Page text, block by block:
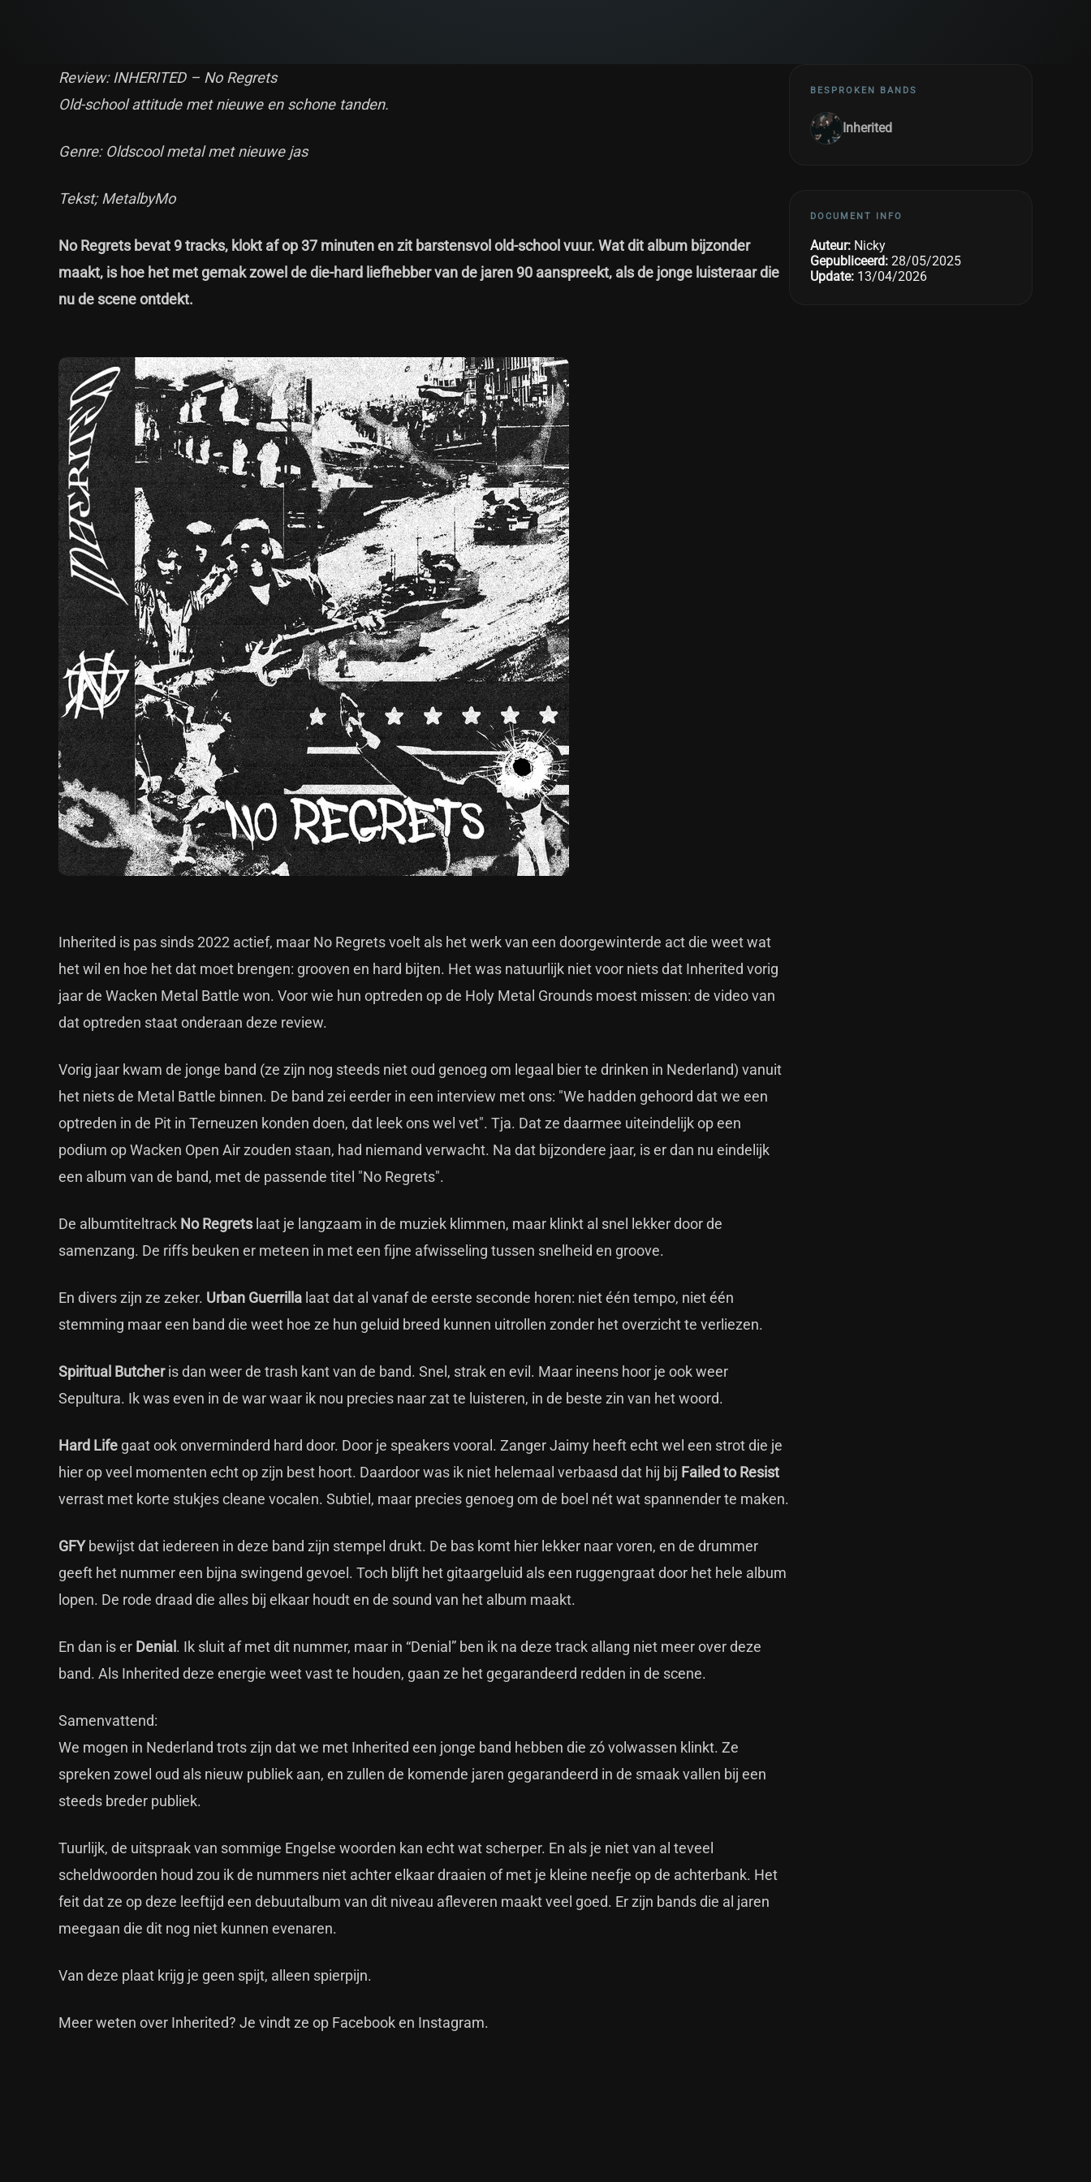
Review: INHERITED – No Regrets
Old-school attitude met nieuwe en schone tanden.
Genre: Oldscool metal met nieuwe jas
Tekst; MetalbyMo
No Regrets bevat 9 tracks, klokt af op 37 minuten en zit barstensvol old-school vuur. Wat dit album bijzonder
maakt, is hoe het met gemak zowel de die-hard liefhebber van de jaren 90 aanspreekt, als de jonge luisteraar die
nu de scene ontdekt.
Inherited is pas sinds 2022 actief, maar No Regrets voelt als het werk van een doorgewinterde act die weet wat
het wil en hoe het dat moet brengen: grooven en hard bijten. Het was natuurlijk niet voor niets dat Inherited vorig
jaar de Wacken Metal Battle won. Voor wie hun optreden op de Holy Metal Grounds moest missen: de video van
dat optreden staat onderaan deze review.
Vorig jaar kwam de jonge band (ze zijn nog steeds niet oud genoeg om legaal bier te drinken in Nederland) vanuit
het niets de Metal Battle binnen. De band zei eerder in een interview met ons: "We hadden gehoord dat we een
optreden in de Pit in Terneuzen konden doen, dat leek ons wel vet". Tja. Dat ze daarmee uiteindelijk op een
podium op Wacken Open Air zouden staan, had niemand verwacht. Na dat bijzondere jaar, is er dan nu eindelijk
een album van de band, met de passende titel "No Regrets".
De albumtiteltrack No Regrets laat je langzaam in de muziek klimmen, maar klinkt al snel lekker door de
samenzang. De riffs beuken er meteen in met een fijne afwisseling tussen snelheid en groove.
En divers zijn ze zeker. Urban Guerrilla laat dat al vanaf de eerste seconde horen: niet één tempo, niet één
stemming maar een band die weet hoe ze hun geluid breed kunnen uitrollen zonder het overzicht te verliezen.
Spiritual Butcheris dan weer de trash kant van de band. Snel, strak en evil. Maar ineens hoor je ook weer
Sepultura. Ik was even in de war waar ik nou precies naar zat te luisteren, in de beste zin van het woord.
Hard Life gaat ook onverminderd hard door. Door je speakers vooral. Zanger Jaimy heeft echt wel een strot die je
hier op veel momenten echt op zijn best hoort. Daardoor was ik niet helemaal verbaasd dat hij bij Failed to Resist
verrast met korte stukjes cleane vocalen. Subtiel, maar precies genoeg om de boel nét wat spannender te maken.
GFYbewijst dat iedereen in deze band zijn stempel drukt. De bas komt hier lekker naar voren, en de drummer
geeft het nummer een bijna swingend gevoel. Toch blijft het gitaargeluid als een ruggengraat door het hele album
lopen. De rode draad die alles bij elkaar houdt en de sound van het album maakt.
En dan is er Denial. Ik sluit af met dit nummer, maar in “Denial” ben ik na deze track allang niet meer over deze
band. Als Inherited deze energie weet vast te houden, gaan ze het gegarandeerd redden in de scene.
Samenvattend:
We mogen in Nederland trots zijn dat we met Inherited een jonge band hebben die zó volwassen klinkt. Ze
spreken zowel oud als nieuw publiek aan, en zullen de komende jaren gegarandeerd in de smaak vallen bij een
steeds breder publiek.
Tuurlijk, de uitspraak van sommige Engelse woorden kan echt wat scherper. En als je niet van al teveel
scheldwoorden houd zou ik de nummers niet achter elkaar draaien of met je kleine neefje op de achterbank. Het
feit dat ze op deze leeftijd een debuutalbum van dit niveau afleveren maakt veel goed. Er zijn bands die al jaren
meegaan die dit nog niet kunnen evenaren.
Van deze plaat krijg je geen spijt, alleen spierpijn.
Meer weten over Inherited? Je vindt ze op Facebooken Instagram.
BESPROKEN BANDS
Inherited
DOCUMENT INFO
Auteur: Nicky
Gepubliceerd: 28/05/2025
Update: 13/04/2026